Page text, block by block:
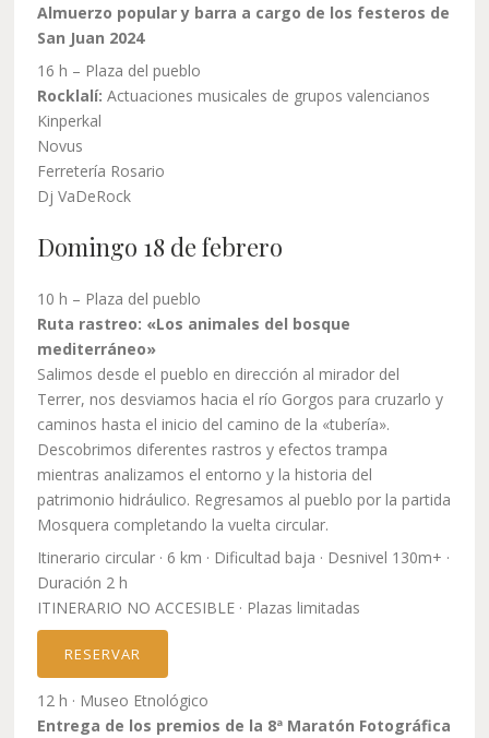
Almuerzo popular y barra a cargo de los festeros de
San Juan 2024
16 h – Plaza del pueblo
Rocklalí: Actuaciones musicales de grupos valencianos
Kinperkal
Novus
Ferretería Rosario
Dj VaDeRock
Domingo 18 de febrero
10 h – Plaza del pueblo
Ruta rastreo: «Los animales del bosque
mediterráneo»
Salimos desde el pueblo en dirección al mirador del
Terrer, nos desviamos hacia el río Gorgos para cruzarlo y
caminos hasta el inicio del camino de la «tubería».
Descobrimos diferentes rastros y efectos trampa
mientras analizamos el entorno y la historia del
patrimonio hidráulico. Regresamos al pueblo por la partida
Mosquera completando la vuelta circular.
Itinerario circular · 6 km · Dificultad baja · Desnivel 130m+ ·
Duración 2 h
ITINERARIO NO ACCESIBLE · Plazas limitadas
RESERVAR
12 h · Museo Etnológico
Entrega de los premios de la 8ª Maratón Fotográfica